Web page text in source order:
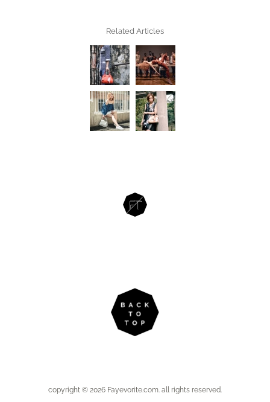
Related Articles
copyright © 2026 Fayevorite.com. all rights reserved.